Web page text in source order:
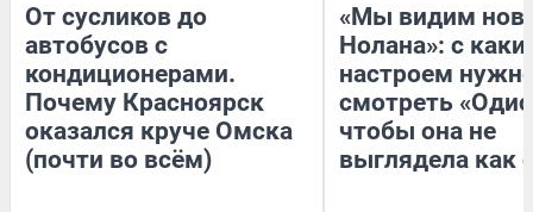
От сусликов до
автобусов с
кондиционерами.
Почему Красноярск
оказался круче Омска
(почти во всём)
«Мы видим
Нолана»: с
настроем
смотреть
чтобы она не
выглядела как